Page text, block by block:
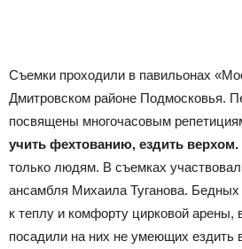
Съемки проходили в павильонах
Дмитровском районе Подмосковья.
посвящены многочасовым
учить фехтованию, ездить верхом.
только людям. В съемках
ансамбля Михаила Туганова.
к теплу и комфорту цирковой арены,
посадили на них не умеющих ездить